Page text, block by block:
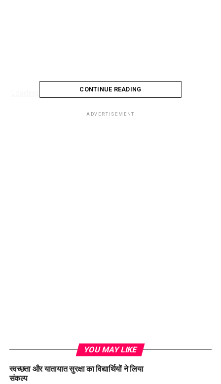
CONTINUE READING
ADVERTISEMENT
YOU MAY LIKE
स्वच्छता और यातायात सुरक्षा का विद्यार्थियों ने लिया
संकल्प